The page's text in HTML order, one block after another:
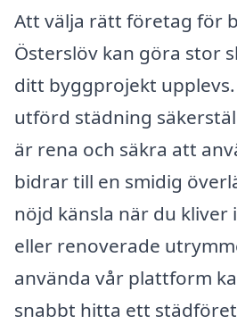
Att välja rätt företag för
Österslöv kan göra stor
ditt byggprojekt
utförd städning
är rena och säkra att
bidrar till en smidig
nöjd känsla när du kliver
eller renoverade
använda vår plattform
snabbt hitta ett